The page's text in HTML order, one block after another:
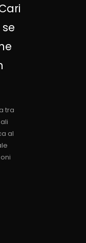
tra
al